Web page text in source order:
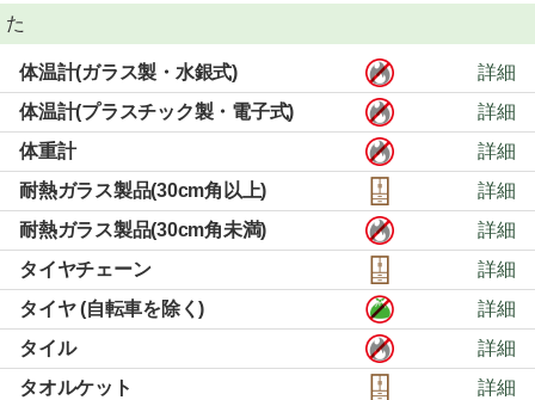
た
体温計(ガラス製・水銀式)
詳細
体温計(プラスチック製・電子式)
詳細
体重計
詳細
耐熱ガラス製品(30cm角以上)
詳細
耐熱ガラス製品(30cm角未満)
詳細
タイヤチェーン
詳細
タイヤ (自転車を除く)
詳細
タイル
詳細
タオルケット
詳細